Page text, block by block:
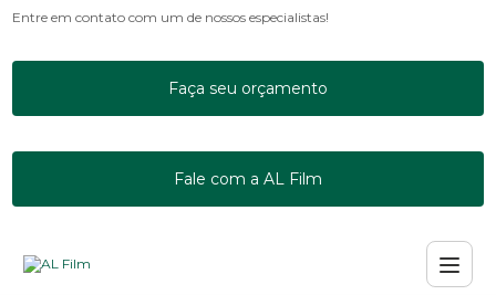
Entre em contato com um de nossos especialistas!
Faça seu orçamento
Fale com a AL Film